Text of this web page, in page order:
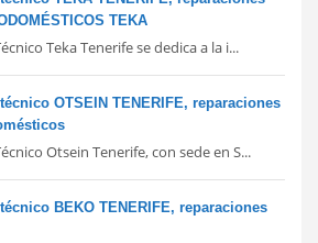
TEKA
Teka Tenerife se dedica a la i...
OTSEIN TENERIFE, reparaciones
Otsein Tenerife, con sede en S...
BEKO TENERIFE, reparaciones